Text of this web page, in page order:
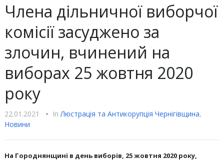
Члена дільничної виборчої
комісії засуджено за
злочин, вчинений на
виборах 25 жовтня 2020
року
22.01.2021 • InЛюстрацiя та Антикорупцiя Чернігівщина,
Новини
На Городнянщині в день виборів, 25 жовтня 2020 року,